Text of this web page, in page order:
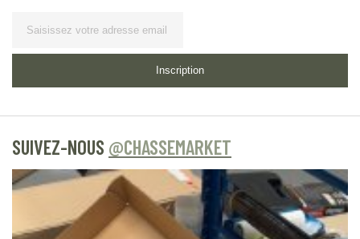
Inscription
SUIVEZ-NOUS @CHASSEMARKET